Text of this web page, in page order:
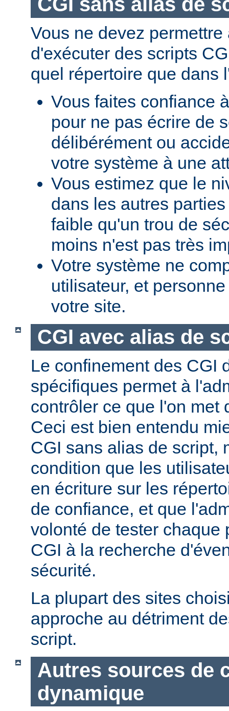
Vous ne devez
d'exécuter des scripts
quel répertoire que dans
Vous faites confiance
pour ne pas écrire de
délibérément ou
votre système à une
Vous estimez que le
dans les autres
faible qu'un trou de
moins n'est pas très
Votre système ne
utilisateur, et
votre site.
CGI avec alias de
Le confinement des CGI
spécifiques permet à
contrôler ce que l'on met
Ceci est bien entendu
CGI sans alias de script,
condition que les
en écriture sur les
de confiance, et que
volonté de tester chaque
CGI à la recherche
sécurité.
La plupart des sites
approche au détriment
script.
Autres sources de
dynamique